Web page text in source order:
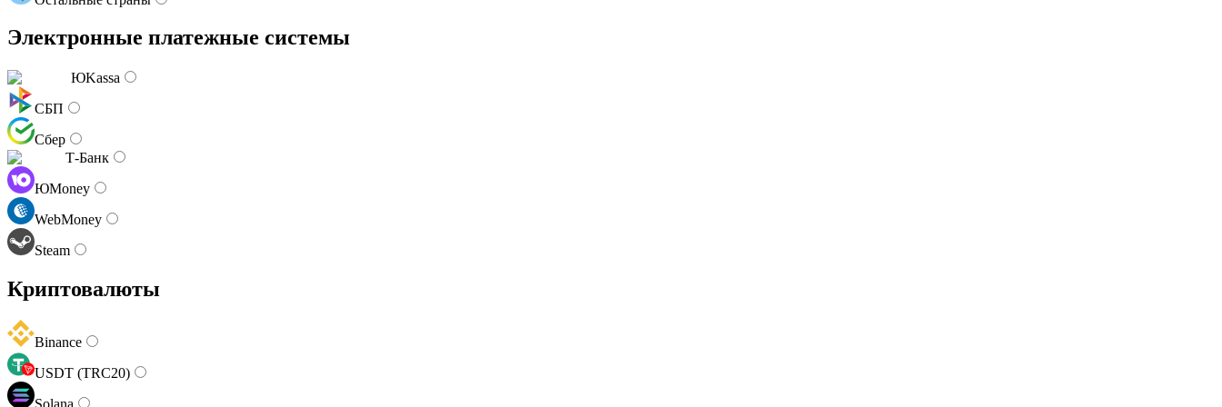
Электронные платежные системы
ЮKassa
СБП
Сбер
Т-Банк
ЮMoney
WebMoney
Steam
Криптовалюты
Binance
USDT (TRC20)